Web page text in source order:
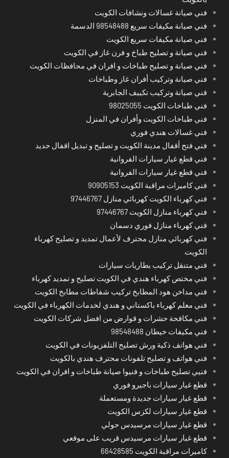
فني صيانة غسالات ونشافات الكويت
فني صيانة مكيفات سريع 98548488 الدسمة
فني صيانة مكيفات سريع الكويت
فني صيانة و تصليح طباخ و فرن غاز في الكويت
فني صيانة و تصليح طباخات و افران في محافظات الكويت
فني صيانة وتركيب أفران غاز وطباخات
فني صيانة وتركيب تكييف الجابرية
فني طباخات الكويت 98025055
فني طباخات الكويت وأفران في المنزل
فني غسالات هندي فوري
فني فتح أقفال مدينة الكويت و تصليح و تبديل اقفال حديد
فني قطع غيار سيارات الفروانية
فني قطع غيار سيارات الفروانية
فني كاميرات مراقبة الكويت 90905153
فني كهرباء الكويت كهربائي منازل 97446767
فني كهرباء منازل الكويت 97446767
فني كهرباء منازل فوري دسمان
فني كهربائي منازل محترف لأعمال تمديد و تصليح كهرباء
الكويت
فني متنقل تركيب بطاريات سيارات
فني مختص كهرباء هندي في الكويت تصليح و تمديد كهرباء
فني مداخن هود المطابخ تركيب شفاطات مطابخ الكويت
فني معلم كهرباء باكستاني و هندي لخدمات الكهرباء في الكويت
فني مكافحة حشرات و قوارض من افضل شركات الكويت
فني مكيفات خيطان 98548488
فني هواتف ذكية ورش تصليح التلفزيونات في الكويت
فني هواتف و تصليح تلفونات محترف هندي بالكويت
فنيي تصليح طباخات و فنيوا صيانة طباخات و افران في الكويت
قطع غيار سيارات باجيرو فوري
قطع غيار سيارات جديدة ومستعملة
قطع غيار سيارات لكزس الكويت
قطع غيار سيارات مرسيدس حولي
قطع غيار سيارات مرسيدس قريب على موقعي
كاميرات مراقبة الكويت 66428585